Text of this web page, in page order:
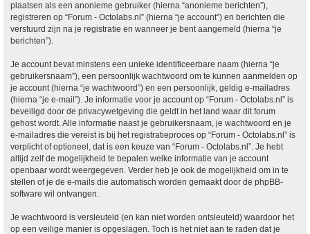
plaatsen als een anonieme gebruiker (hierna “anonieme berichten”),
registreren op “Forum - Octolabs.nl” (hierna “je account”) en berichten die
verstuurd zijn na je registratie en wanneer je bent aangemeld (hierna “je
berichten”).
Je account bevat minstens een unieke identificeerbare naam (hierna “je
gebruikersnaam”), een persoonlijk wachtwoord om te kunnen aanmelden op
je account (hierna “je wachtwoord”) en een persoonlijk, geldig e-mailadres
(hierna “je e-mail”). Je informatie voor je account op “Forum - Octolabs.nl” is
beveiligd door de privacywetgeving die geldt in het land waar dit forum
gehost wordt. Alle informatie naast je gebruikersnaam, je wachtwoord en je
e-mailadres die vereist is bij het registratieproces op “Forum - Octolabs.nl” is
verplicht of optioneel, dat is een keuze van “Forum - Octolabs.nl”. Je hebt
altijd zelf de mogelijkheid te bepalen welke informatie van je account
openbaar wordt weergegeven. Verder heb je ook de mogelijkheid om in te
stellen of je de e-mails die automatisch worden gemaakt door de phpBB-
software wil ontvangen.
Je wachtwoord is versleuteld (en kan niet worden ontsleuteld) waardoor het
op een veilige manier is opgeslagen. Toch is het niet aan te raden dat je